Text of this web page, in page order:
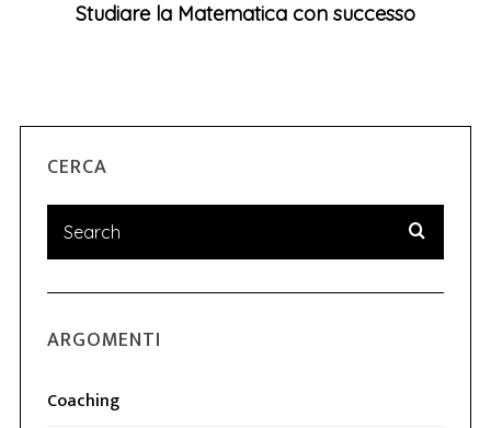
Studiare la Matematica con successo
CERCA
ARGOMENTI
Coaching